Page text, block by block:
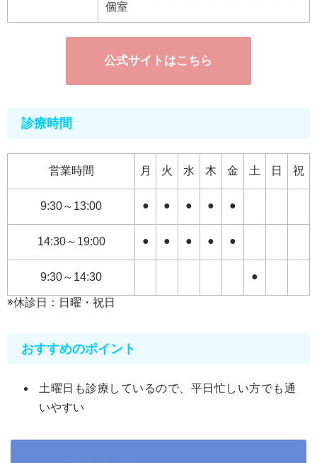
個室
公式サイトはこちら
診療時間
営業時間 月 火 水 木 金 土 日 祝
9:30～13:00 ● ● ● ● ●
14:30～19:00 ● ● ● ● ●
9:30～14:30 ●
※休診日：日曜・祝日
おすすめのポイント
土曜日も診療しているので、平日忙しい方でも通
いやすい